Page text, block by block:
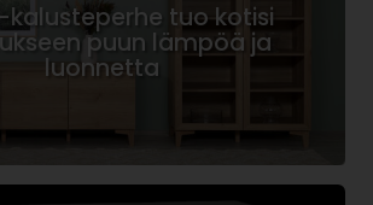
kalusteperhe tuo kotisi
puun lämpöä ja
luonnetta